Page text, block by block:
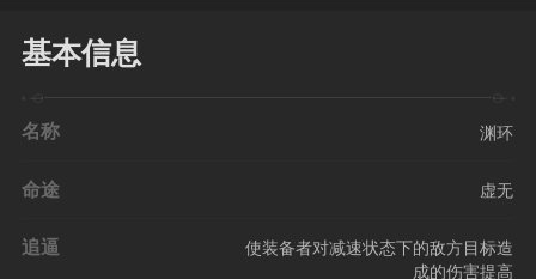
基本信息
名称 渊环
命途 虚无
追逼
使装备者对减速状态下的敌方目标造
成的伤害提高